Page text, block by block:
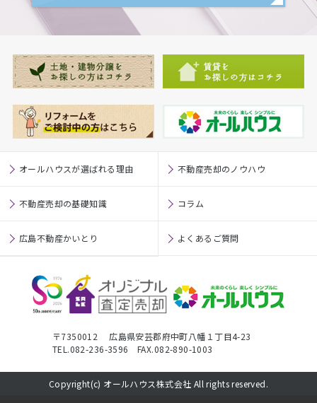
オールハウスが選ばれる理由 不動産売却のノウハウ
不動産売却の基礎知識 コラム
広島不動産かいとり よくあるご質問
〒7350012 広島県安芸郡府中町八幡１丁目4-23
TEL.082-236-3596 FAX.082-890-1003
Copyright(c) オールハウス株式会社 All rights reserved.